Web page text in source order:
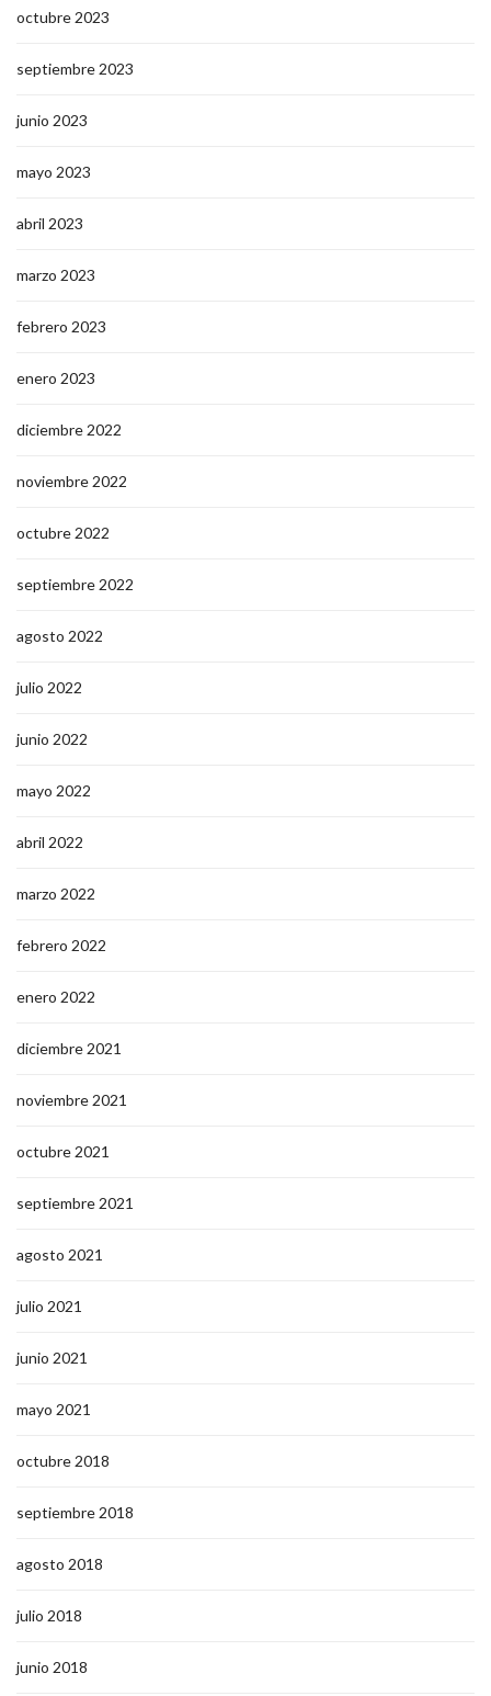
octubre 2023
septiembre 2023
junio 2023
mayo 2023
abril 2023
marzo 2023
febrero 2023
enero 2023
diciembre 2022
noviembre 2022
octubre 2022
septiembre 2022
agosto 2022
julio 2022
junio 2022
mayo 2022
abril 2022
marzo 2022
febrero 2022
enero 2022
diciembre 2021
noviembre 2021
octubre 2021
septiembre 2021
agosto 2021
julio 2021
junio 2021
mayo 2021
octubre 2018
septiembre 2018
agosto 2018
julio 2018
junio 2018